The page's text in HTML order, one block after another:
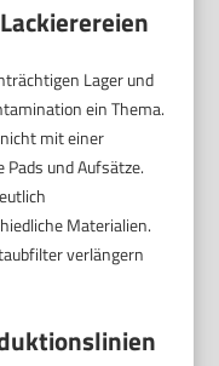
Lager und
ein Thema.
mit einer
und Aufsätze.
Materialien.
verlängern